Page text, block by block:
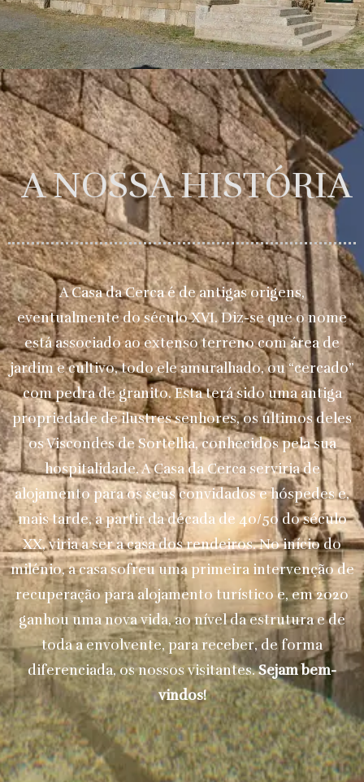
A NOSSA HISTÓRIA
A Casa da Cerca é de antigas origens,
eventualmente do século XVI. Diz-se que o nome
está associado ao extenso terreno com área de
jardim e cultivo, todo ele amuralhado, ou “cercado”
com pedra de granito. Esta terá sido uma antiga
propriedade de ilustres senhores, os últimos deles
os Viscondes de Sortelha, conhecidos pela sua
hospitalidade. A Casa da Cerca serviria de
alojamento para os seus convidados e hóspedes e,
mais tarde, a partir da década de 40/50 do século
XX, viria a ser a casa dos rendeiros. No início do
milénio, a casa sofreu uma primeira intervenção de
recuperação para alojamento turístico e, em 2020
ganhou uma nova vida, ao nível da estrutura e de
toda a envolvente, para receber, de forma
diferenciada, os nossos visitantes.Sejam bem-
vindos!